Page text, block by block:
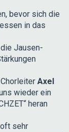
bevor sich die
in das
Jausen-
Axel
wieder ein
heran
sehr